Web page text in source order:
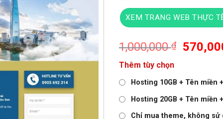
XEM TRANG WEB THỰC
1,000,000₫
Giá
Thêm tùy chọn
Hosting 10GB + Tên miền
Hosting 20GB + Tên miền
Chỉ mua theme, không